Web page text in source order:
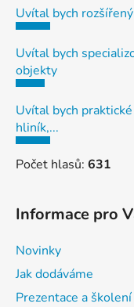
Uvítal bych
Uvítal bych
objekty
Uvítal bych
hliník,...
Počet hlasů: 631
Informace pro
Novinky
Jak dodáváme
Prezentace a